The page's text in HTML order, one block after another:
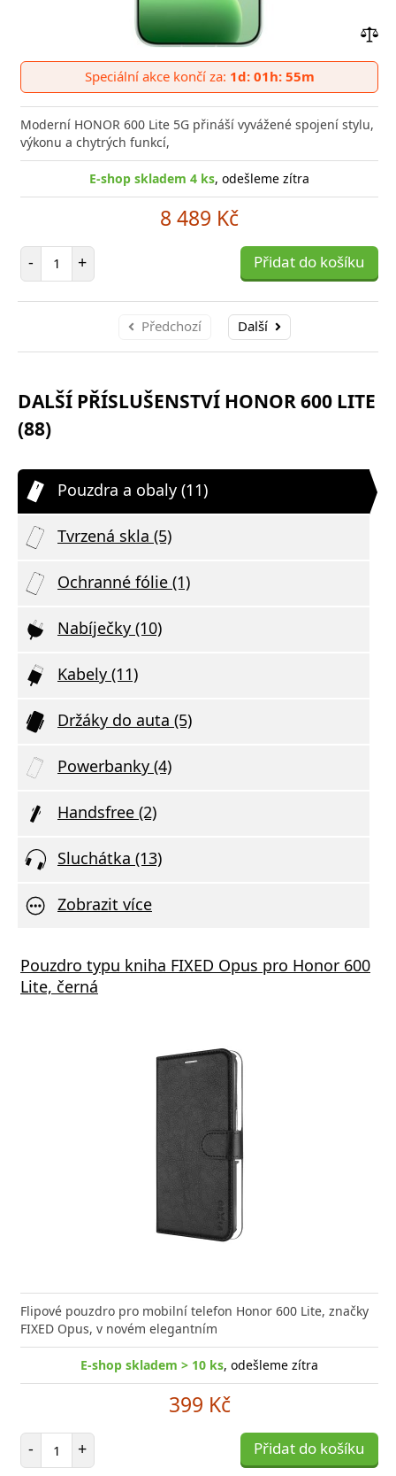
do
Speciální akce končí za: 1d: 01h: 55m
Moderní HONOR 600 Lite 5G přináší vyvážené spojení stylu,
výkonu a chytrých funkcí,
E-shop skladem 4 ks, odešleme zítra
8 489 Kč
- Počet položek
+ Přidat do košíku
Předchozí Další
DALŠÍ PŘÍSLUŠENSTVÍ HONOR 600 LITE
(88)
Pouzdra a obaly (11)
Tvrzená skla (5)
Ochranné fólie (1)
Nabíječky (10)
Kabely (11)
Držáky do auta (5)
Powerbanky (4)
Handsfree (2)
Sluchátka (13)
Zobrazit více
Pouzdro typu kniha FIXED Opus pro Honor 600
Lite, černá
Flipové pouzdro pro mobilní telefon Honor 600 Lite, značky
FIXED Opus, v novém elegantním
E-shop skladem > 10 ks, odešleme zítra
399 Kč
- Počet položek
+ Přidat do košíku